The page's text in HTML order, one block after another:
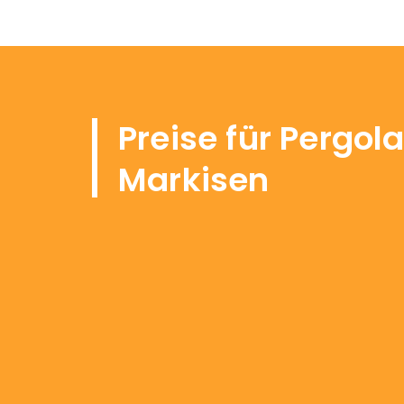
Preise für Pergola
Markisen